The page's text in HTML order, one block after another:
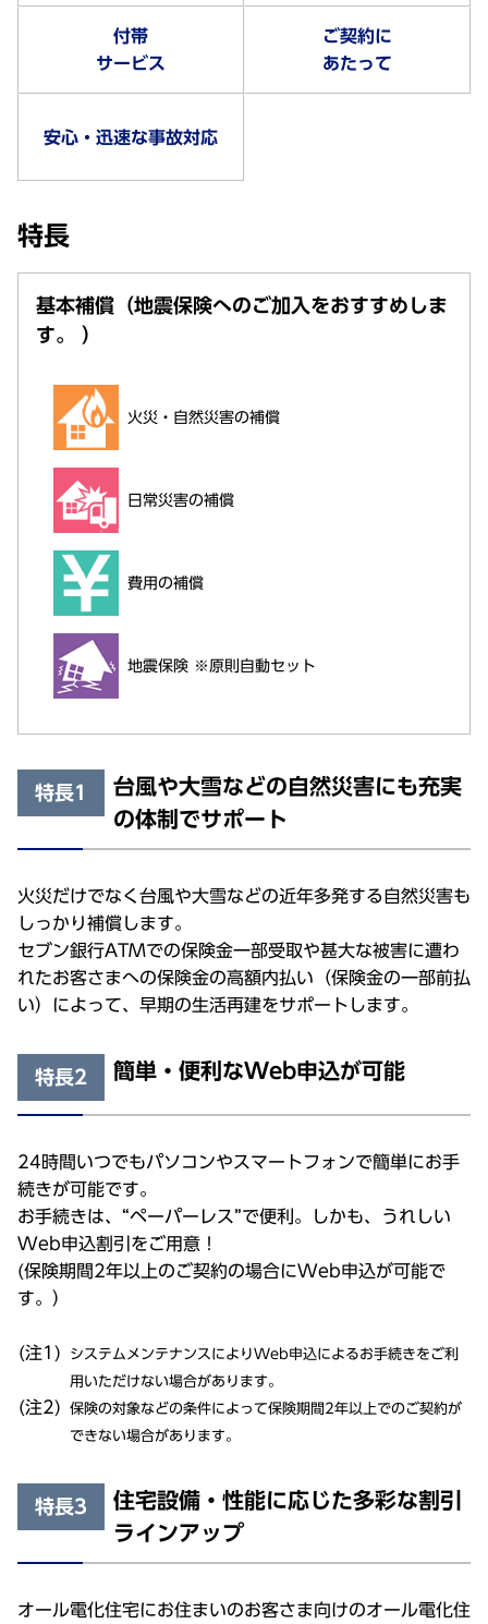
付帯
サービス
ご契約に
あたって
安心・迅速な事故対応
特長
基本補償（地震保険へのご加入をおすすめしま
す。 ）
火災・自然災害の補償
日常災害の補償
費用の補償
地震保険 ※原則自動セット
特長1
台風や大雪などの自然災害にも充実
の体制でサポート
火災だけでなく台風や大雪などの近年多発する自然災害も
しっかり補償します。
セブン銀行ATMでの保険金一部受取や甚大な被害に遭わ
れたお客さまへの保険金の高額内払い（保険金の一部前払
い）によって、早期の生活再建をサポートします。
特長2 簡単・便利なWeb申込が可能
24時間いつでもパソコンやスマートフォンで簡単にお手
続きが可能です。
お手続きは、“ペーパーレス”で便利。しかも、うれしい
Web申込割引をご用意！
(保険期間2年以上のご契約の場合にWeb申込が可能で
す。）
システムメンテナンスによりWeb申込によるお手続きをご利
用いただけない場合があります。
保険の対象などの条件によって保険期間2年以上でのご契約が
できない場合があります。
特長3
住宅設備・性能に応じた多彩な割引
ラインアップ
オール電化住宅にお住まいのお客さま向けのオール電化住